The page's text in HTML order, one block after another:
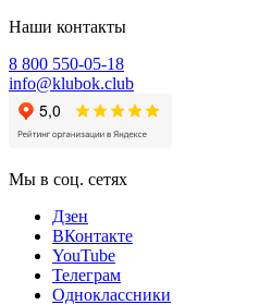
Наши контакты
8 800 550-05-18
info@klubok.club
Мы в соц. сетях
Дзен
ВКонтакте
YouTube
Телеграм
Одноклассники